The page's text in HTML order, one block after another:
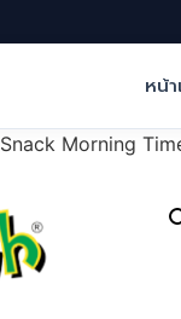
หน้
Morning